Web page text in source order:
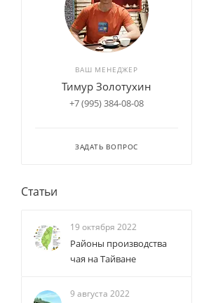
ВАШ МЕНЕДЖЕР
Тимур Золотухин
+7 (995) 384-08-08
ЗАДАТЬ ВОПРОС
Статьи
19 октября 2022
Районы производства
чая на Тайване
9 августа 2022